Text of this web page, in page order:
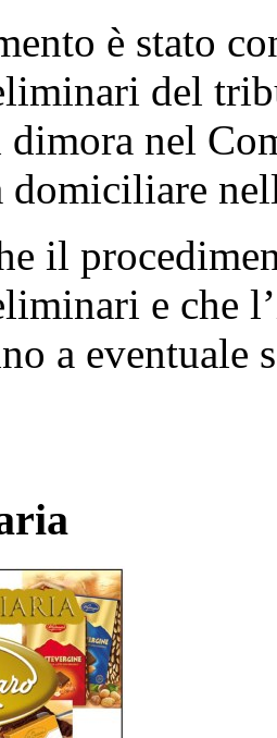
è stato
del
nel
domiciliare
il
e che
a eventuale